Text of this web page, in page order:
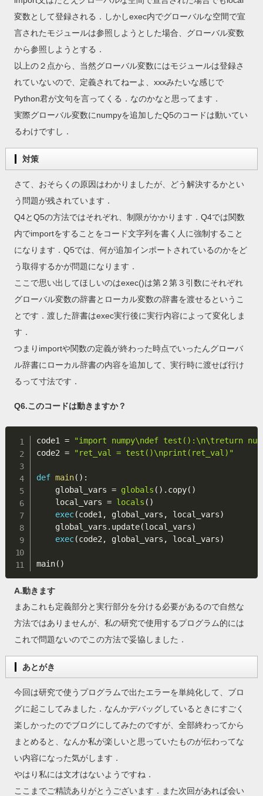
変数として登録される．しかしexec内でグローバルな空間で宣
言されたモジュールは参照しようとした場合、グローバル変数
から参照しようとする．
以上の２点から、当然グローバル変数にはモジュールは登録さ
れていないので、定義されてねーよ、xxxみたいな感じで
Python君が文句を言ってくる．なのかなと思ってます．
実際グローバル変数にnumpyを追加したQ5のコードは動いてい
るわけですし．
対策
さて、おそらくの原因はわかりましたが、どう解決するかとい
う問題が残されています．
Q4とQ5の方法ではそれぞれ、制限がかかります．Q4では関数
内でimportをすることをコード文字列を書く人に強制すること
になります．Q5では、何が追加インポートされているのかをど
う取得するかが問題になります．
ここで思い出してほしいのはexec()は第２第３引数にそれぞれ
グローバル変数の辞書とローカル変数の辞書を渡せるというこ
とです．渡した辞書はexec実行後に実行内容によって変化しま
す．
つまりimportや関数の定義が終わった時点でいったんグローバ
ル辞書にローカル辞書の内容を追加して、実行時に渡せば行け
るって寸法です．
Q6.このコードは動きますか？
code1 =
"import numpy\ndef test():\n\treturn
code2 = "ret_val = test()\nprint(ret_val)"
def main( ) :
    global_vars
= globals ( ) . copy( )
    local_vars
= locals ( )
exec(code1 , global_vars , local_vars)
    global_vars
. update(local_vars)
exec(code2 , global_vars , local_vars)
main( )
A.動きます
まあこれも定義部分と実行部分を分ける必要があるので自然な
方法ではありませんが、私の研究で使用するプログラム的には
これで問題ないのでこの方法で妥協しました．
あとがき
今回は研究で使うプログラムで出たエラーを単純化して、ブロ
グに起こしてみました．なんかデバッグしているときにすごく
楽しかったのでブログにしてみたのですが、全部終わってから
まとめると、なんか私が楽しいと思っていたものが伝わってな
い内容になった気がします．
やはり私には文才はないようですね．
ここまでご精読ありがとうございます．また次回があれば会い